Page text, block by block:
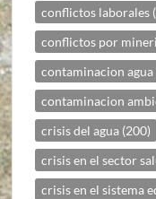
conflictos laborales
conflictos por
contaminacion agua
contaminacion
crisis del agua (200)
crisis en el sector
crisis en el sistema